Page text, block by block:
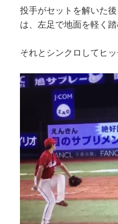
投手がセットを解いた
は、左足で地面を軽く
それとシンクロしてヒ